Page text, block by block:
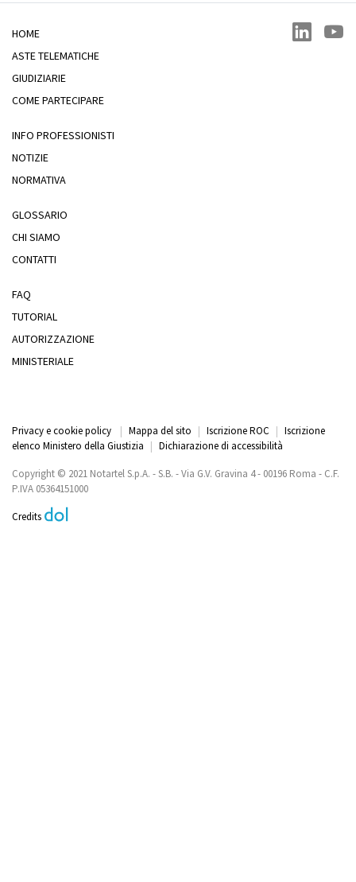
HOME
ASTE TELEMATICHE
GIUDIZIARIE
COME PARTECIPARE
INFO PROFESSIONISTI
NOTIZIE
NORMATIVA
GLOSSARIO
CHI SIAMO
CONTATTI
FAQ
TUTORIAL
AUTORIZZAZIONE
MINISTERIALE
Privacy e cookie policy | Mappa del sito | Iscrizione ROC | Iscrizione
elenco Ministero della Giustizia | Dichiarazione di accessibilità
Copyright © 2021 Notartel S.p.A. - S.B. - Via G.V. Gravina 4 - 00196 Roma - C.F.
P.IVA 05364151000
Credits